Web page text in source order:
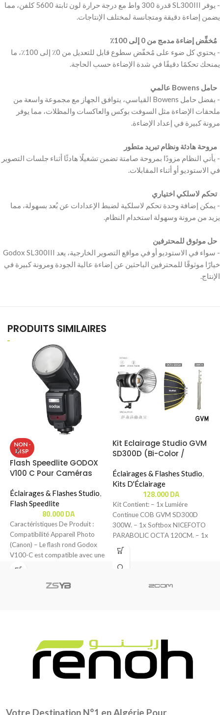
‫- يوفر SL300III قدرة 300 واط مع درجة حرارة لون ثابتة 5600 كلفن، مما
‫- يحتوي كل ضوء على مُخفّض سطوع قابل للتعديل من 0٪ إلى 100٪، ما
‫- بفضل حامل Bowens القياسي، يتوافق الجهاز مع مجموعة واسعة من
ملحقات الإضاءة مثل السوفت بوكس والعاكسات والمظلات، مما يوفر
‫- يأتي النظام مزودًا بمروحة صامتة تضمن تشغيلًا هادئًا أثناء جلسات التصوير
‫- يمكن إضافة وحدة تحكم لاسلكية لضبط الإعدادات عن بُعد بسهولة، مما
‫- سواء في الاستوديو أو في مواقع التصوير الخارجية، يعد Godox SL300III
خيارًا موثوقًا للمحترفين الباحثين عن إضاءة عالية الجودة ومرونة كبيرة في
PRODUITS SIMILAIRES
NON -
DISP
Flash Speedlite GODOX
V100 C Pour Caméras
Éclairages & Flashes Studio,
Flash Speedlite
80.000DA
Caractéristiques De Produit :
Compatibilité Appareil Photo
(Canon) – Le flash rond Godox
V100-C est compatible avec une
large gamme
Kit Eclairage Studio GVM
SD300D (Bi-Color /
120cm)
Éclairages & Flashes Studio,
Kits D'Éclairage
128.000DA
Kit Contient: – 1x Lumiére
Continue COB GVM SD300D
300W. – 1x Softbox NICEFOTO
PARABOLIC OCTA 120CM. – 1x
Trépied
Votre Destination N°1 en Algérie Pour